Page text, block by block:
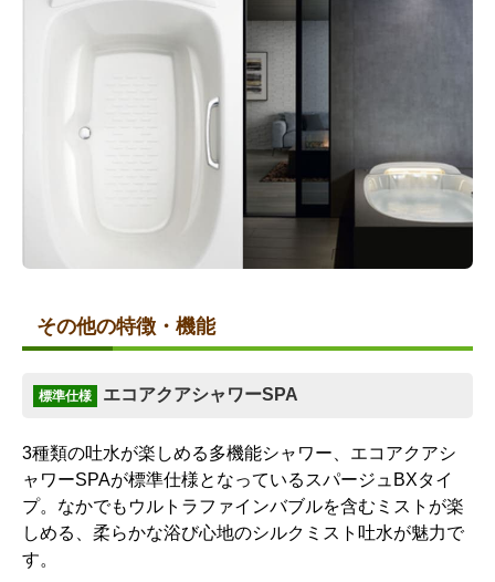
その他の特徴・機能
標準仕様 エコアクアシャワーSPA
3種類の吐水が楽しめる多機能シャワー、エコアクアシ
ャワーSPAが標準仕様となっているスパージュBXタイ
プ。なかでもウルトラファインバブルを含むミストが楽
しめる、柔らかな浴び心地のシルクミスト吐水が魅力で
す。